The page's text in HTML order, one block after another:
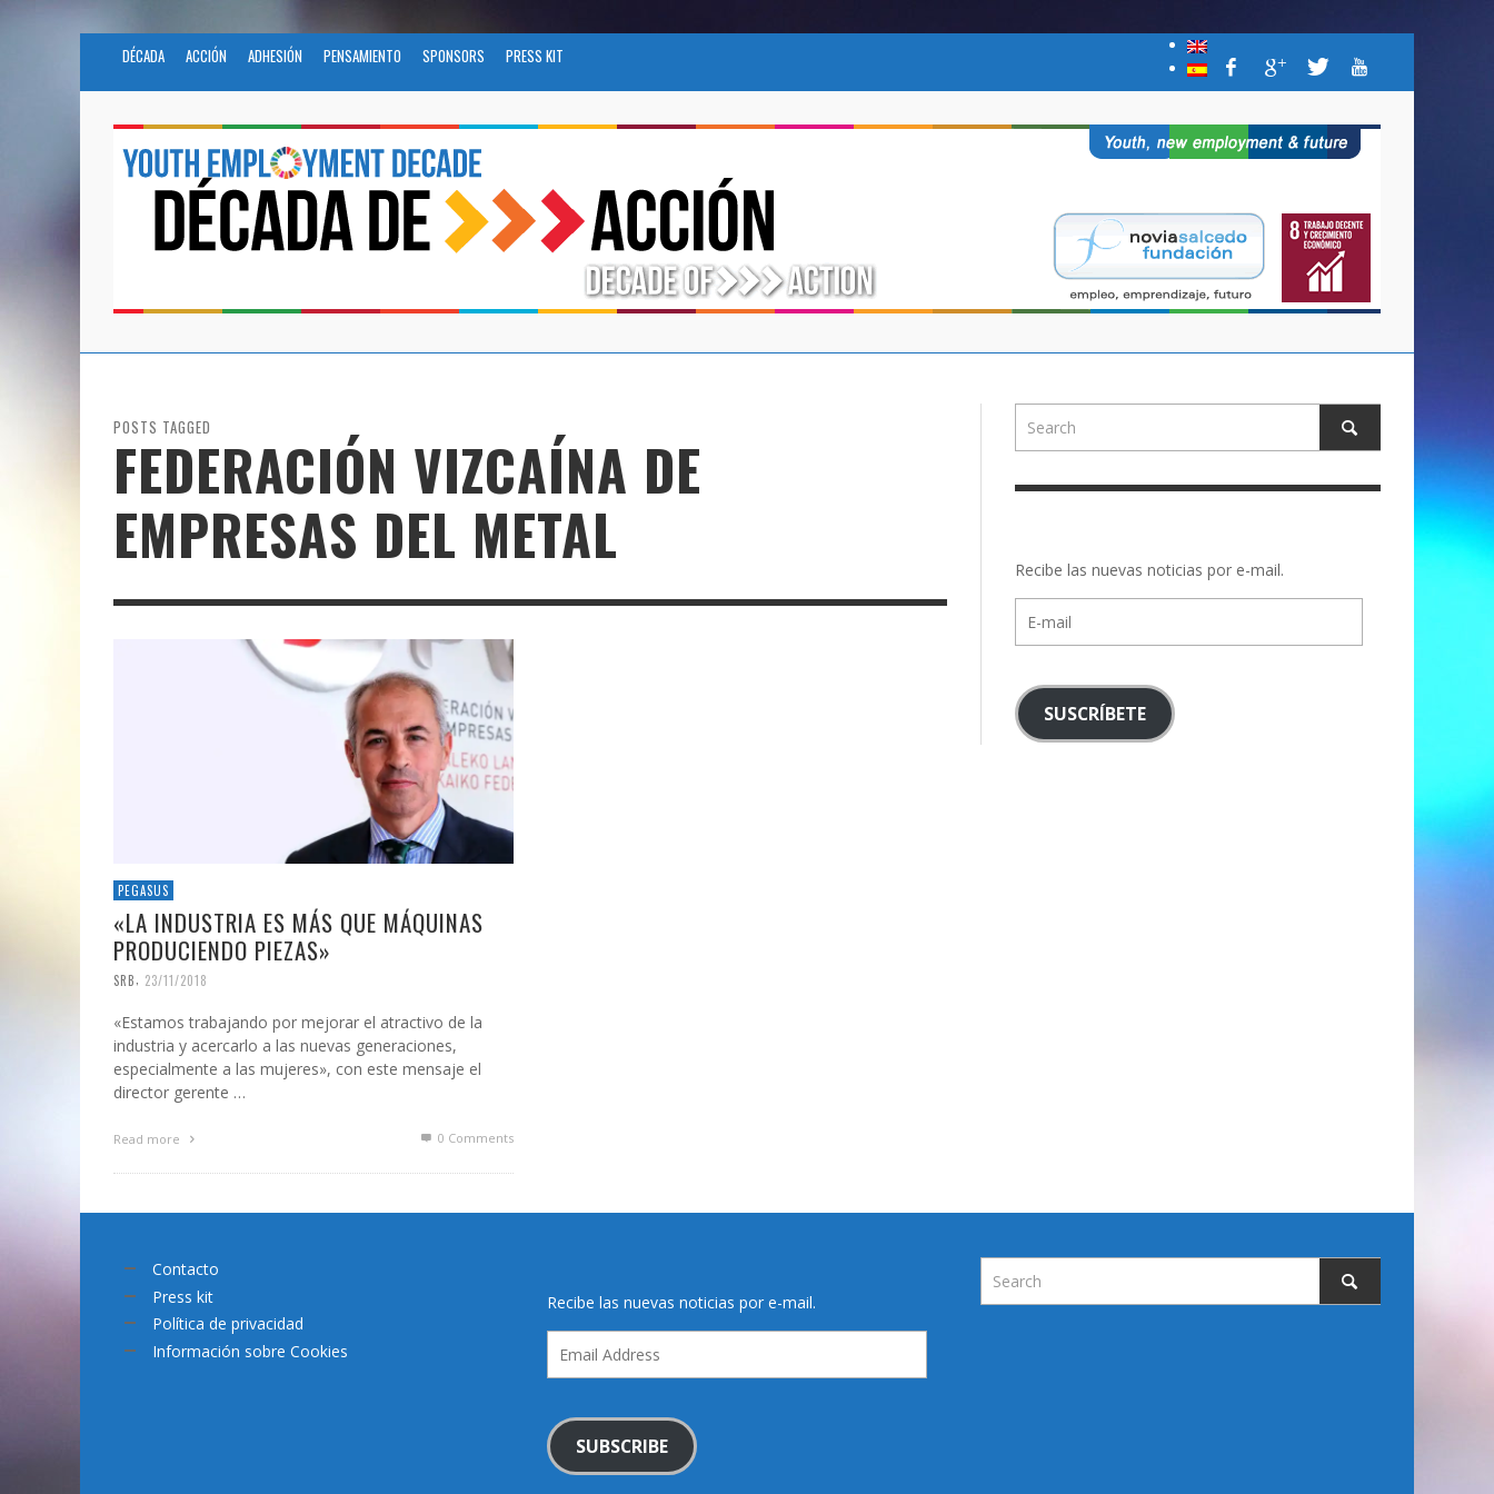
DÉCADA ACCIÓN ADHESIÓN PENSAMIENTO SPONSORS PRESS KIT
POSTS TAGGED
FEDERACIÓN VIZCAÍNA DE
EMPRESAS DEL METAL
PEGASUS
«LA INDUSTRIA ES MÁS QUE MÁQUINAS
PRODUCIENDO PIEZAS»
SRB 23/11/2018
«Estamos trabajando por mejorar el atractivo de la
industria y acercarlo a las nuevas generaciones,
especialmente a las mujeres», con este mensaje el
director gerente …
Read more 0 Comments
Recibe las nuevas noticias por e-mail.
mail
SUSCRÍBETE
Contacto
Press kit
Política de privacidad
Información sobre Cookies
Recibe las nuevas noticias por e-mail.
Address
SUBSCRIBE